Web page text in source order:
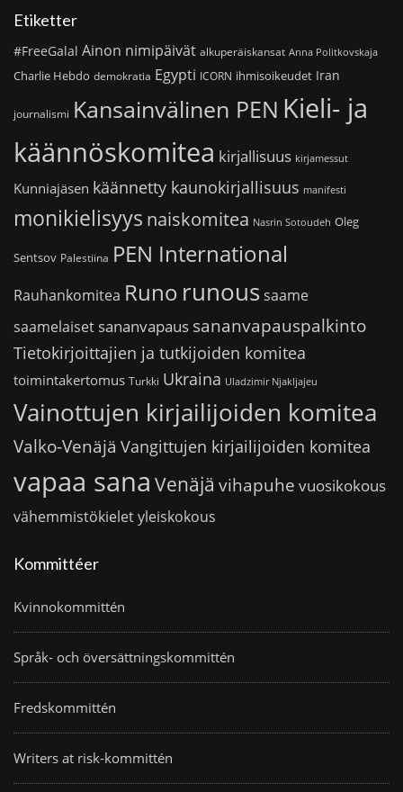
Etiketter
#FreeGalal Ainon nimipäivät alkuperäiskansat Anna Politkovskaja
Charlie Hebdo demokratia Egypti ICORN ihmisoikeudet Iran
journalismi Kansainvälinen PEN Kieli- ja
käännöskomitea kirjallisuus kirjamessut
Kunniajäsen käännetty kaunokirjallisuus manifesti
monikielisyys naiskomitea Nasrin Sotoudeh Oleg
Sentsov Palestiina PEN International
Rauhankomitea Runo runoussaame
saamelaiset sananvapaus sananvapauspalkinto
Tietokirjoittajien ja tutkijoiden komitea
toimintakertomus Turkki Ukraina Uladzimir Njakljajeu
Vainottujen kirjailijoiden komitea
Valko-Venäjä Vangittujen kirjailijoiden komitea
vapaa sana Venäjä vihapuhe vuosikokous
vähemmistökieletyleiskokous
Kommittéer
Kvinnokommittén
Språk- och översättningskommittén
Fredskommittén
Writers at risk-kommittén